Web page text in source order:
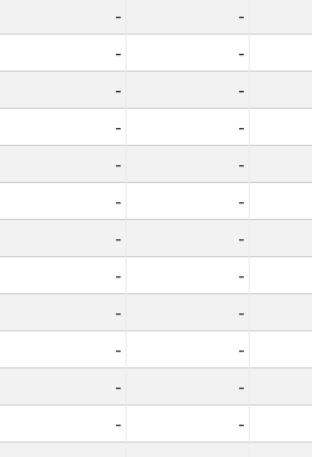
- -
- -
- -
- -
- -
- -
- -
- -
- -
- -
- -
- -